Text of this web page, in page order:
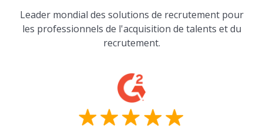
Leader mondial des solutions de recrutement pour
les professionnels de l'acquisition de talents et du
recrutement.